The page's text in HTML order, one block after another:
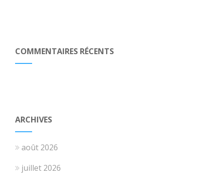
COMMENTAIRES RÉCENTS
ARCHIVES
août 2026
juillet 2026